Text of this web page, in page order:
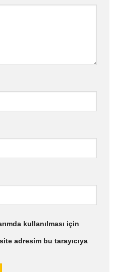
kullanılması için
adresim bu tarayıcıya